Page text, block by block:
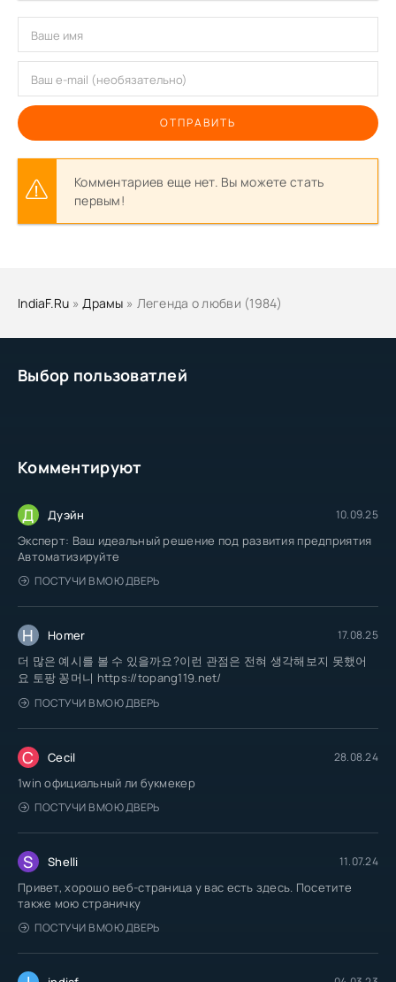
Выбор пользоватлей
Комментируют
Д Дуэйн 10.09.25
Эксперт: Ваш идеальный решение под развития предприятия
Автоматизируйте
ПОСТУЧИ В МОЮ ДВЕРЬ
H Homer 17.08.25
더 많은 예시를 볼 수 있을까요?이런 관점은 전혀 생각해보지 못했어
요 토팡 꽁머니 https://topang119.net/
ПОСТУЧИ В МОЮ ДВЕРЬ
C Cecil 28.08.24
1win официальный ли букмекер
ПОСТУЧИ В МОЮ ДВЕРЬ
S Shelli 11.07.24
Привет, хорошо веб-страница у вас есть здесь. Посетите
также мою страничку
ПОСТУЧИ В МОЮ ДВЕРЬ
ОТПРАВИТЬ
Комментариев еще нет. Вы можете стать
первым!
IndiaF.Ru » Драмы » Легенда о любви (1984)